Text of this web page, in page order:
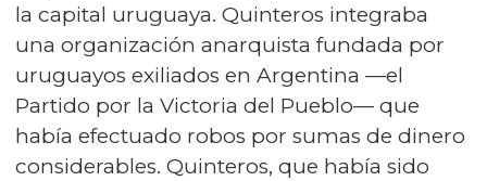
la capital uruguaya. Quinteros integraba
una organización anarquista fundada por
uruguayos exiliados en Argentina —el
Partido por la Victoria del Pueblo— que
había efectuado robos por sumas de dinero
considerables. Quinteros, que había sido